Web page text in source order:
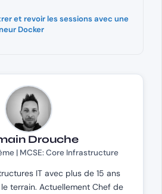
et revoir les sessions avec une
Docker
Drouche
| MCSE: Core Infrastructure
IT avec plus de 15 ans
terrain. Actuellement Chef de